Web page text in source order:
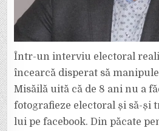
Într-un interviu electoral
încearcă disperat să
Misăilă uită că de 8 ani nu a
fotografieze electoral și să-și
lui pe facebook. Din păcate